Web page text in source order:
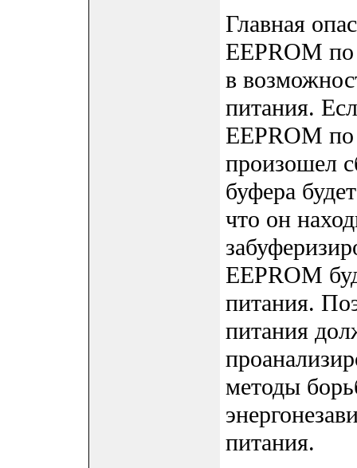
Главная
EEPROM по
в
питания.
EEPROM
произошел
буфера
что он
EEPROM
питания.
питания
методы
питания.